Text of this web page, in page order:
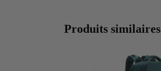
Produits similaires